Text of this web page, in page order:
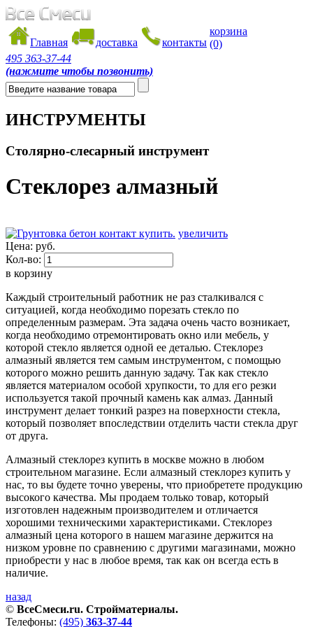
Главная доставка контакты
корзина
(0)
495 363-37-44
(нажмите чтобы позвонить)
ИНСТРУМЕНТЫ
Столярно-слесарный инструмент
Стеклорез алмазный
увеличить
Цена: руб.
Кол-во:
в корзину
Каждый строительный работник не раз сталкивался с
ситуацией, когда необходимо порезать стекло по
определенным размерам. Эта задача очень часто возникает,
когда необходимо отремонтировать окно или мебель, у
которой стекло является одной ее деталью. Стеклорез
алмазный является тем самым инструментом, с помощью
которого можно решить данную задачу. Так как стекло
является материалом особой хрупкости, то для его резки
используется такой прочный камень как алмаз. Данный
инструмент делает тонкий разрез на поверхности стекла,
который позволяет впоследствии отделить части стекла друг
от друга.
Алмазный стеклорез купить в москве можно в любом
строительном магазине. Если алмазный стеклорез купить у
нас, то вы будете точно уверены, что приобретете продукцию
высокого качества. Мы продаем только товар, который
изготовлен надежным производителем и отличается
хорошими техническими характеристиками. Стеклорез
алмазный цена которого в нашем магазине держится на
низком уровне по сравнению с другими магазинами, можно
приобрести у нас в любое время, так как он всегда есть в
наличие.
назад
© ВсеСмеси.ru. Стройматериалы.
Телефоны: (495) 363-37-44